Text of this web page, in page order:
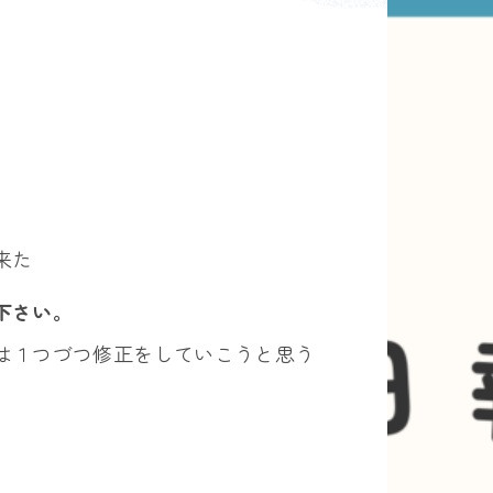
た
い。
つづつ修正をしていこうと思う